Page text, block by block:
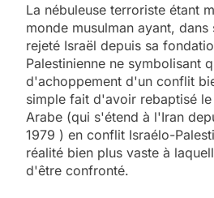
La nébuleuse terroriste étant
monde musulman ayant, dans
rejeté Israël depuis sa
Palestinienne ne symbolisant
d'achoppement d'un conflit
simple fait d'avoir rebaptisé
Arabe (qui s'étend à l'Iran
1979 ) en conflit Israélo-
réalité bien plus vaste à
d'être confronté.